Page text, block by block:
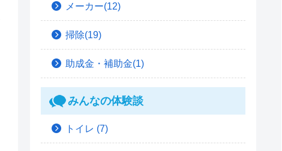
メーカー(12)
掃除(19)
助成金・補助金(1)
みんなの体験談
トイレ (7)